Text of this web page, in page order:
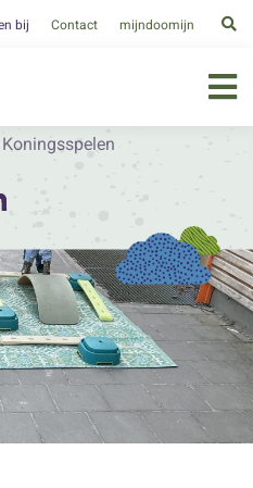
bij Contact mijndoomijn
Koningsspelen